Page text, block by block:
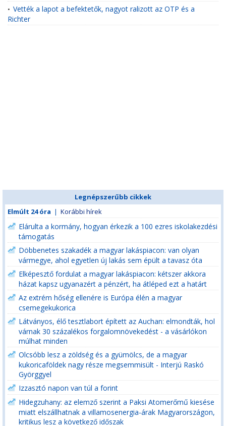
• Vették a lapot a befektetők, nagyot ralizott az OTP és a
Richter
Legnépszerűbb cikkek
Elmúlt 24 óra | Korábbi hírek
Elárulta a kormány, hogyan érkezik a 100 ezres iskolakezdési
támogatás
Döbbenetes szakadék a magyar lakáspiacon: van olyan
vármegye, ahol egyetlen új lakás sem épült a tavasz óta
Elképesztő fordulat a magyar lakáspiacon: kétszer akkora
házat kapsz ugyanazért a pénzért, ha átléped ezt a határt
Az extrém hőség ellenére is Európa élén a magyar
csemegekukorica
Látványos, élő tesztlabort épített az Auchan: elmondták, hol
várnak 30 százalékos forgalomnövekedést - a vásárlókon
múlhat minden
Olcsóbb lesz a zöldség és a gyümölcs, de a magyar
kukoricaföldek nagy része megsemmisült - Interjú Raskó
Györggyel
Izzasztó napon van túl a forint
Hidegzuhany: az elemző szerint a Paksi Atomerőmű kiesése
miatt elszállhatnak a villamosenergia-árak Magyarországon,
kritikus lesz a következő időszak